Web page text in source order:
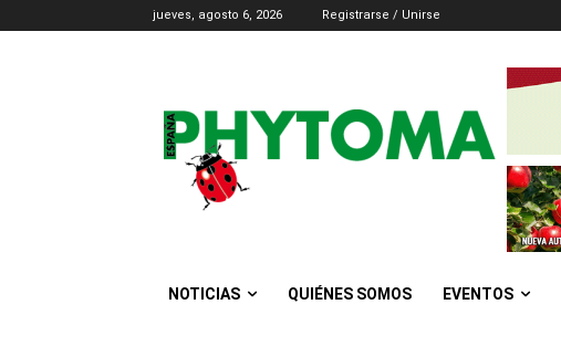
jueves, agosto 6, 2026 Registrarse / Unirse
NOTICIAS QUIÉNES SOMOS EVENTOS